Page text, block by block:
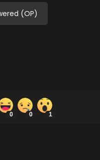
(OP)
0 0 1